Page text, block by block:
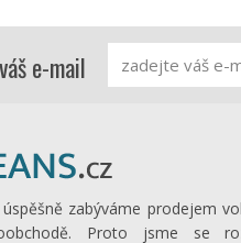
e-mail
zabýváme prodejem
Proto jsme se